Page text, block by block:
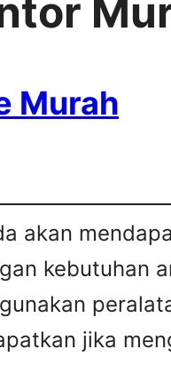
Murah
akan
kebutuhan
jika